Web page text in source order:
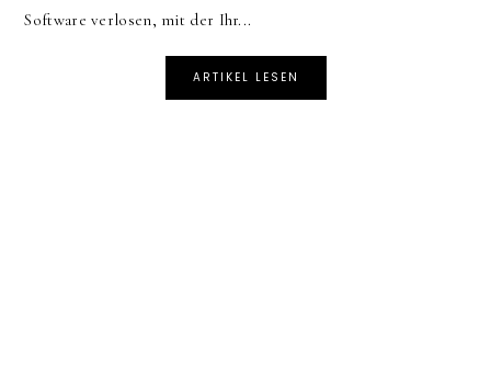
Software verlosen, mit der Ihr...
ARTIKEL LESEN